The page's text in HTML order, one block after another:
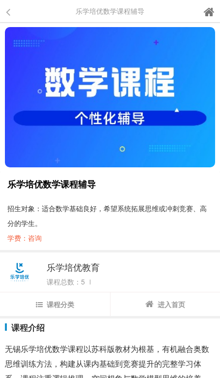
乐学培优数学课程辅导
乐学培优数学课程辅导
招生对象：适合数学基础良好，希望系统拓展思维或冲刺竞赛、高
分的学生。
学费：咨询
乐学培优教育
课程总数：5
课程分类 进入首页
课程介绍
无锡乐学培优数学课程以苏科版教材为根基，有机融合奥数
思维训练方法，构建从课内基础到竞赛提升的完整学习体